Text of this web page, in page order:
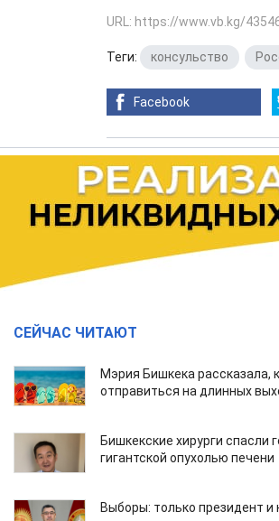
URL: https://www.vb.kg/
Теги: консульство
Facebook
СЕЙЧАС ЧИТАЮТ
Мэрия Бишкека рассказала,
отправиться на длинных
Бишкекские хирурги спасли
гигантской опухолью печени
Выборы: только президент и